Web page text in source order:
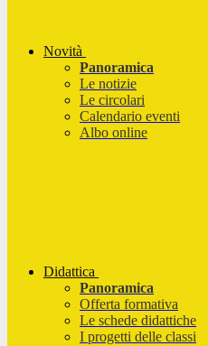
Novità
Panoramica
Le notizie
Le circolari
Calendario eventi
Albo online
Didattica
Panoramica
Offerta formativa
Le schede didattiche
I progetti delle classi